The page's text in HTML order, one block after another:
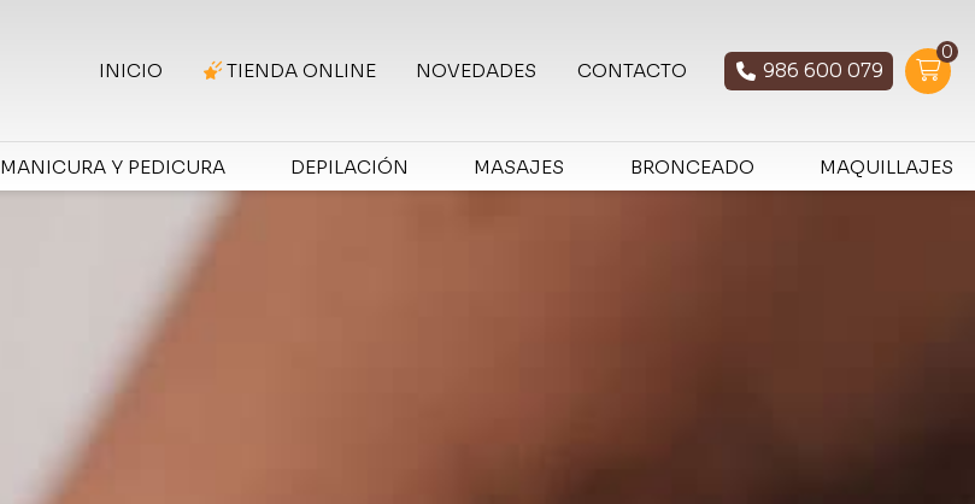
INICIO TIENDA ONLINE NOVEDADES CONTACTO 986 600 079
0
MANICURA Y PEDICURA DEPILACIÓN MASAJES BRONCEADO MAQUILLAJES